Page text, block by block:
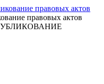
правовых актов